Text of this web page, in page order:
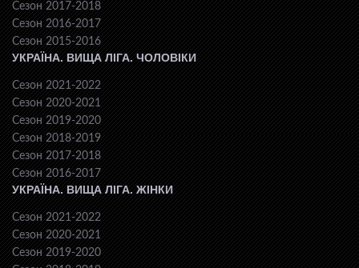
Сезон 2017-2018
Сезон 2016-2017
Сезон 2015-2016
УКРАЇНА. ВИЩА ЛІГА. ЧОЛОВІКИ
Сезон 2021-2022
Сезон 2020-2021
Сезон 2019-2020
Сезон 2018-2019
Сезон 2017-2018
Сезон 2016-2017
УКРАЇНА. ВИЩА ЛІГА. ЖІНКИ
Сезон 2021-2022
Сезон 2020-2021
Сезон 2019-2020